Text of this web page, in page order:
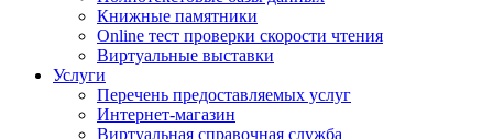
Книжные памятники
Online тест проверки скорости чтения
Виртуальные выставки
Услуги
Перечень предоставляемых услуг
Интернет-магазин
Виртуальная справочная служба